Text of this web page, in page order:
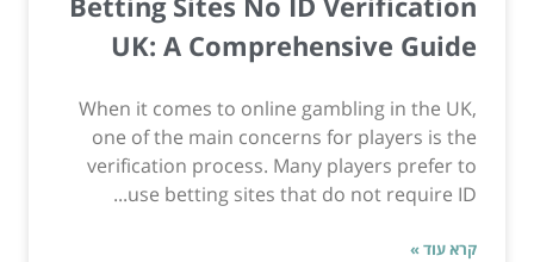
UK: A Comprehensive Guide
When it comes to online gambling in the UK,
one of the main concerns for players is the
verification process. Many players prefer to
use betting sites that do not require ID...
קרא עוד »